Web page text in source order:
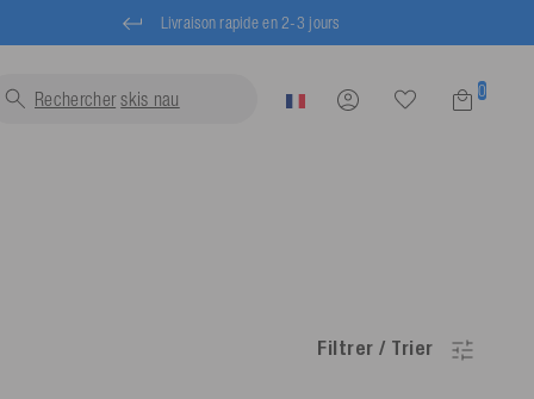
Livraison rapide en 2-3 jours
Rechercher s 0
Filtrer / Trier